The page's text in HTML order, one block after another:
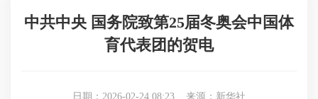
中共中央 国务院致第25届冬奥会中国体
育代表团的贺电
日期：2026-02-24 08:23 来源：新华社